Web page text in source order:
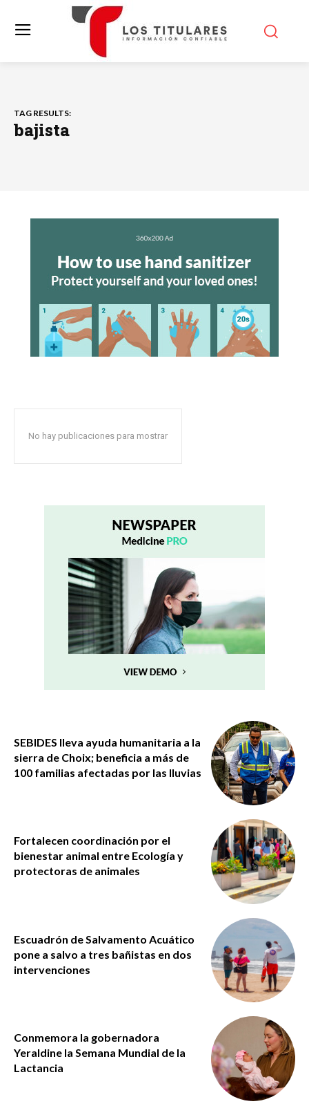
TAG RESULTS:
bajista
No hay publicaciones para mostrar
SEBIDES lleva ayuda humanitaria a la
sierra de Choix; beneficia a más de
100 familias afectadas por las lluvias
Fortalecen coordinación por el
bienestar animal entre Ecología y
protectoras de animales
Escuadrón de Salvamento Acuático
pone a salvo a tres bañistas en dos
intervenciones
Conmemora la gobernadora
Yeraldine la Semana Mundial de la
Lactancia